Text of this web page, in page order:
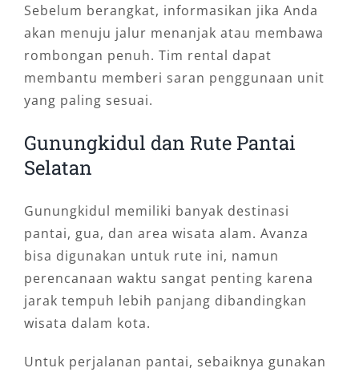
Sebelum berangkat, informasikan jika Anda
akan menuju jalur menanjak atau membawa
rombongan penuh. Tim rental dapat
membantu memberi saran penggunaan unit
yang paling sesuai.
Gunungkidul dan Rute Pantai
Selatan
Gunungkidul memiliki banyak destinasi
pantai, gua, dan area wisata alam. Avanza
bisa digunakan untuk rute ini, namun
perencanaan waktu sangat penting karena
jarak tempuh lebih panjang dibandingkan
wisata dalam kota.
Untuk perjalanan pantai, sebaiknya gunakan